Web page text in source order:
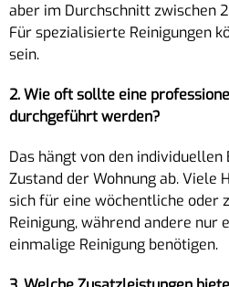
aber im Durchschnitt zwischen
Für spezialisierte Reinigungen
sein.
2. Wie oft sollte eine
durchgeführt werden?
Das hängt von den individuellen
Zustand der Wohnung ab. Viele
sich für eine wöchentliche oder
Reinigung, während andere nur
einmalige Reinigung benötigen.